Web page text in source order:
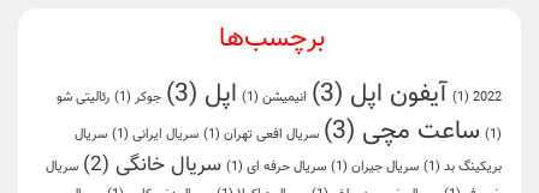
برچسب‌ها
2022
(1) آیفون اپل (3) انیمیشن (1) اپل (3) جوکر (1)
رئالیتی شو
(1)
ساعت مچی (3) سریال افعی تهران (1) سریال ایرانی (1)
سریال
بریکینگ بد (1) سریال جیران (1) سریال حرفه ای (1) سریال خانگی (2)
سریال